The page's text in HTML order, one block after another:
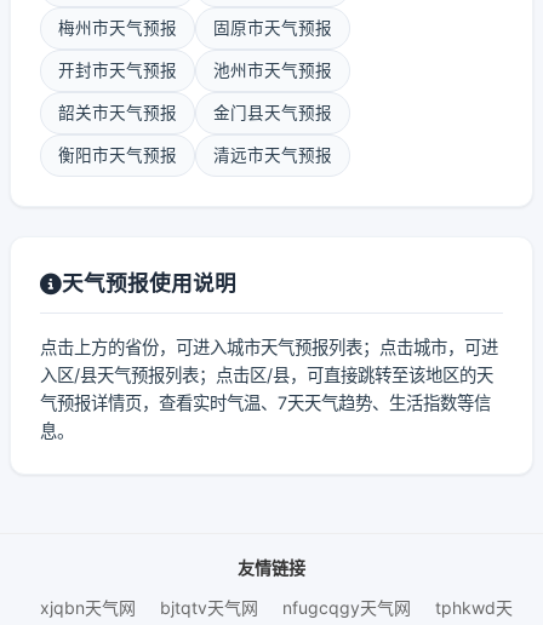
梅州市天气预报 固原市天气预报
开封市天气预报 池州市天气预报
韶关市天气预报 金门县天气预报
衡阳市天气预报 清远市天气预报
天气预报使用说明
点击上方的省份，可进入城市天气预报列表；点击城市，可进
入区/县天气预报列表；点击区/县，可直接跳转至该地区的天
气预报详情页，查看实时气温、7天天气趋势、生活指数等信
息。
友情链接
xjqbn天气网
bjtqtv天气网 nfugcqgy天气网 tphkwd天